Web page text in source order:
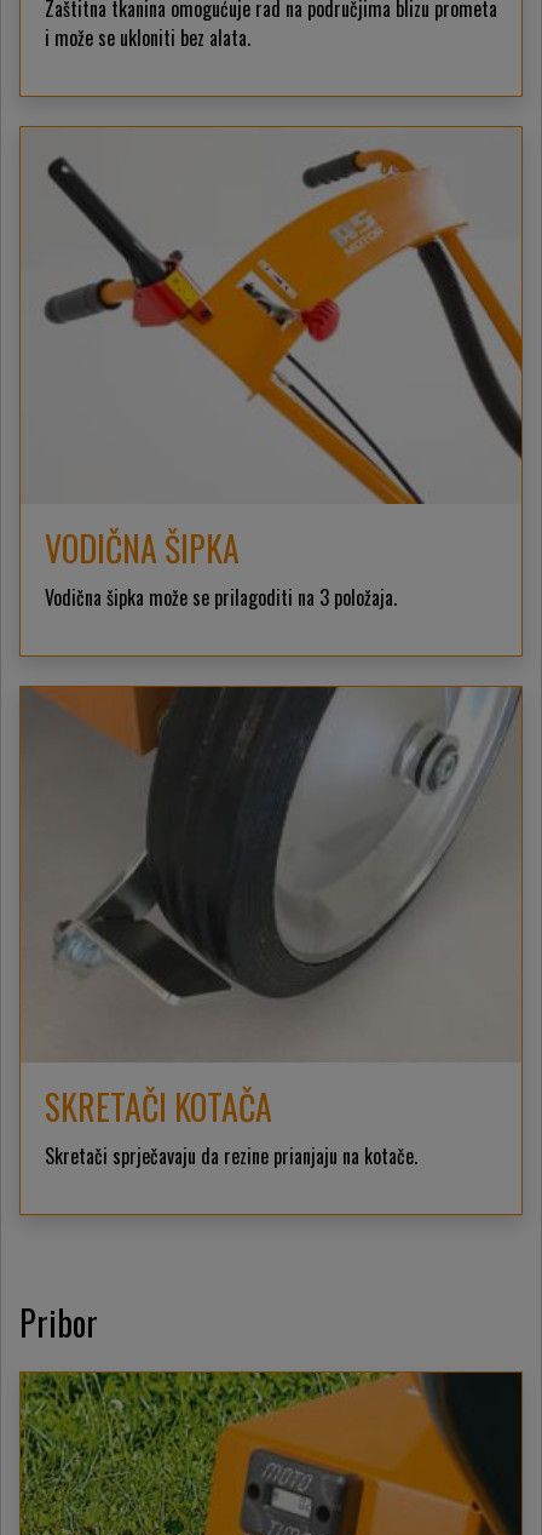
Zaštitna tkanina omogućuje rad na područjima blizu prometa
i može se ukloniti bez alata.
VODIČNA ŠIPKA
Vodična šipka može se prilagoditi na 3 položaja.
SKRETAČI KOTAČA
Skretači sprječavaju da rezine prianjaju na kotače.
Pribor